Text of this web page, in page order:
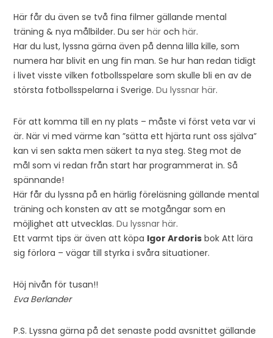
Här får du även se två fina filmer gällande mental
träning & nya målbilder. Du serhär ochhär.
Har du lust, lyssna gärna även på denna lilla kille, som
numera har blivit en ung fin man. Se hur han redan tidigt
i livet visste vilken fotbollsspelare som skulle bli en av de
största fotbollsspelarna i Sverige.Du lyssnar här.
För att komma till en ny plats – måste vi först veta var vi
är. När vi med värme kan ”sätta ett hjärta runt oss själva”
kan vi sen sakta men säkert ta nya steg. Steg mot de
mål som vi redan från start har programmerat in. Så
spännande!
Här får du lyssna på en härlig föreläsning gällande mental
träning och konsten av att se motgångar som en
möjlighet att utvecklas.Du lyssnar här.
Ett varmt tips är även att köpa Igor Ardoris bok Att lära
sig förlora – vägar till styrka i svåra situationer.
Höj nivån för tusan!!
Eva Berlander
P.S. Lyssna gärna på det senaste podd avsnittet gällande